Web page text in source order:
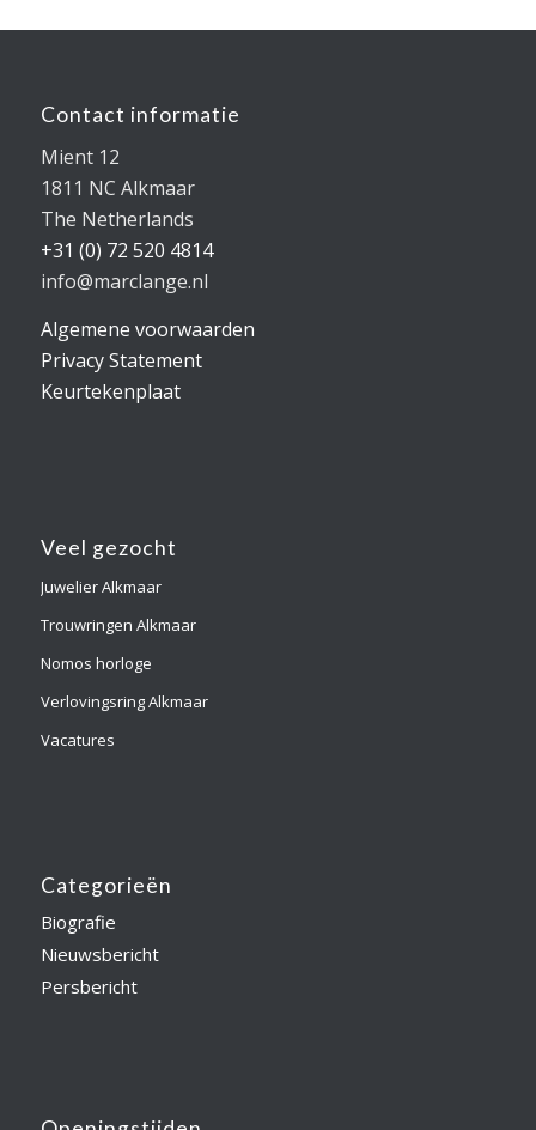
Contact informatie
Mient 12
1811 NC Alkmaar
The Netherlands
+31 (0) 72 520 4814
info@marclange.nl
Algemene voorwaarden
Privacy Statement
Keurtekenplaat
Veel gezocht
Juwelier Alkmaar
Trouwringen Alkmaar
Nomos horloge
Verlovingsring Alkmaar
Vacatures
Categorieën
Biografie
Nieuwsbericht
Persbericht